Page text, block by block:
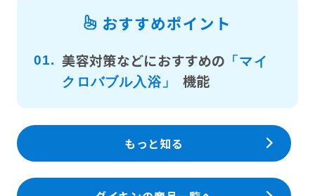
おすすめポイント
01. 美容対策などにおすすめの 「マイ
クロバブル入浴」
機能
もっと知る